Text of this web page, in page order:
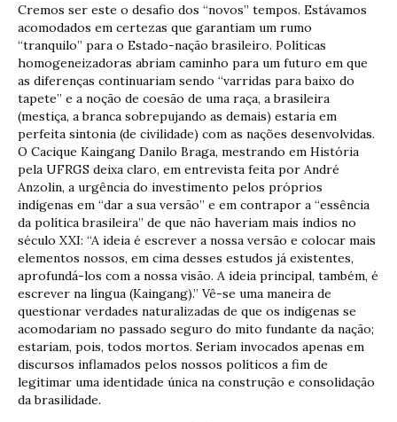
Cremos ser este o desafio dos “novos” tempos. Estávamos
acomodados em certezas que garantiam um rumo
“tranquilo” para o Estado-nação brasileiro. Políticas
homogeneizadoras abriam caminho para um futuro em que
as diferenças continuariam sendo “varridas para baixo do
tapete” e a noção de coesão de uma raça, a brasileira
(mestiça, a branca sobrepujando as demais) estaria em
perfeita sintonia (de civilidade) com as nações desenvolvidas.
O Cacique Kaingang Danilo Braga, mestrando em História
pela UFRGS deixa claro, em entrevista feita por André
Anzolin, a urgência do investimento pelos próprios
indígenas em “dar a sua versão” e em contrapor a “essência
da política brasileira” de que não haveriam mais índios no
século XXI: “A ideia é escrever a nossa versão e colocar mais
elementos nossos, em cima desses estudos já existentes,
aprofundá-los com a nossa visão. A ideia principal, também, é
escrever na língua (Kaingang).” Vê-se uma maneira de
questionar verdades naturalizadas de que os indígenas se
acomodariam no passado seguro do mito fundante da nação;
estariam, pois, todos mortos. Seriam invocados apenas em
discursos inflamados pelos nossos políticos a fim de
legitimar uma identidade única na construção e consolidação
da brasilidade.